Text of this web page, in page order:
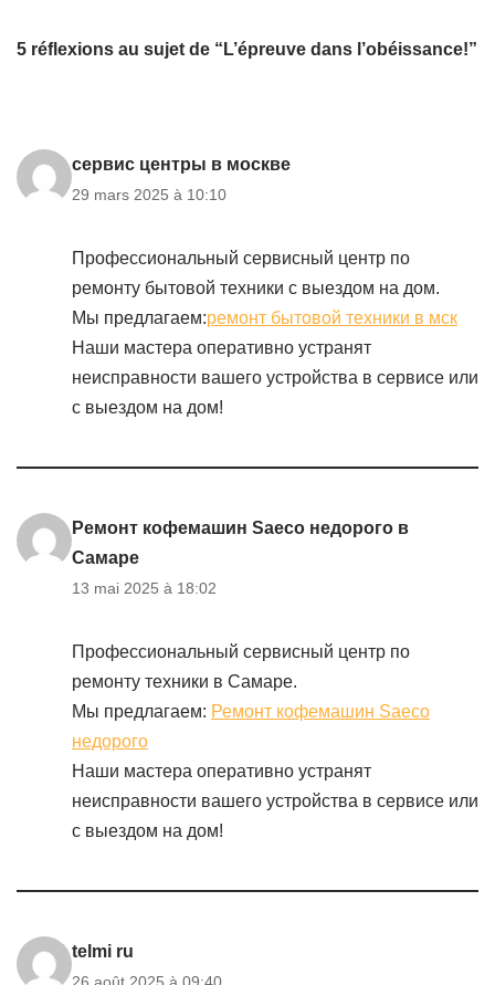
5 réflexions au sujet de “L’épreuve dans l’obéissance!”
сервис центры в москве
29 mars 2025 à 10:10
Профессиональный сервисный центр по
ремонту бытовой техники с выездом на дом.
Мы предлагаем:ремонт бытовой техники в мск
Наши мастера оперативно устранят
неисправности вашего устройства в сервисе или
с выездом на дом!
Ремонт кофемашин Saeco недорого в
Самаре
13 mai 2025 à 18:02
Профессиональный сервисный центр по
ремонту техники в Самаре.
Мы предлагаем: Ремонт кофемашин Saeco
недорого
Наши мастера оперативно устранят
неисправности вашего устройства в сервисе или
с выездом на дом!
telmi ru